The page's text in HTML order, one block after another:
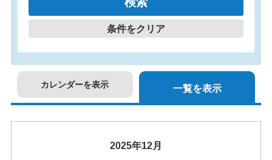
条件をクリア
カレンダーを表示 一覧を表示
2025年12月